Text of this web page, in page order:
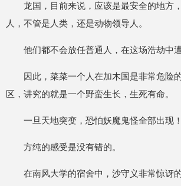
龙国，目前来说，应该是最安全的地方
人，不管是人类，还是动物领导人。
他们都不会放任普通人，在这场浩劫中遭
因此，菜菜一个人在加木国是非常危险
区，讲究的就是一个野蛮生长，生死有命。
一旦天地突变，恐怕妖魔鬼怪全部出现！
方纯的感受是没有错的。
在南风大学的宿舍中，沙守义非常惊讶